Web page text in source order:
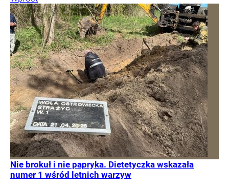
Nie brokuł i nie papryka. Dietetyczka wskazała
numer 1 wśród letnich warzyw